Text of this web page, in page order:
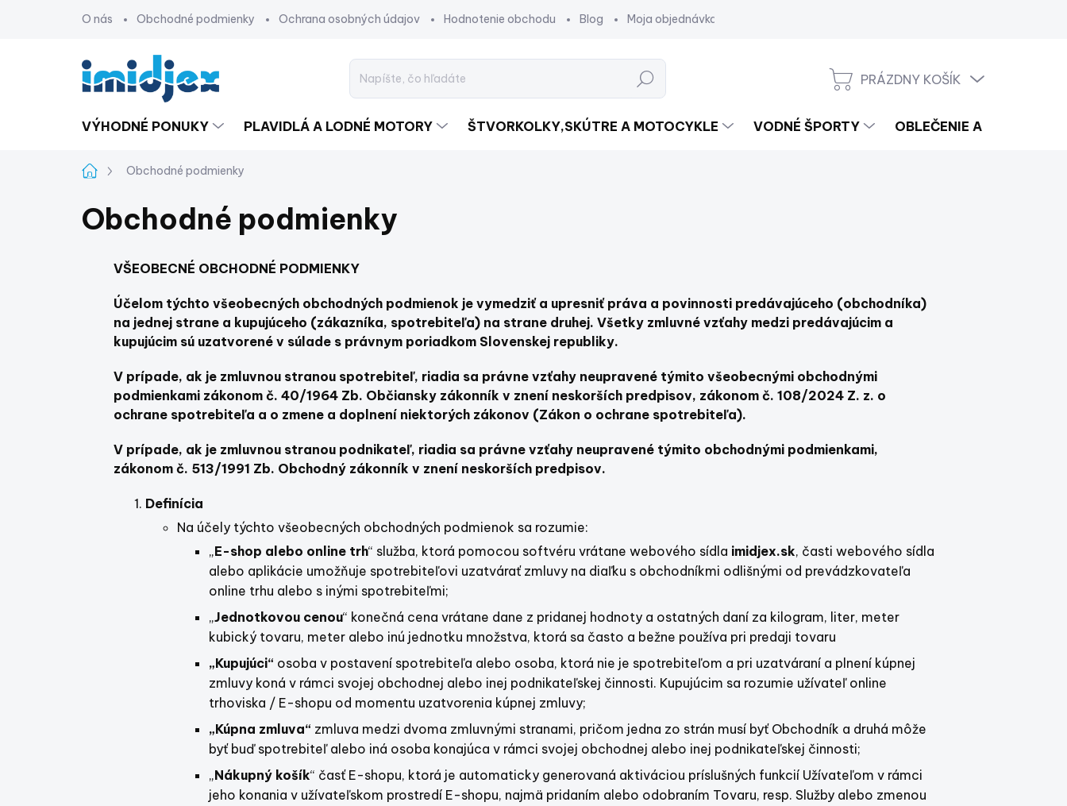
O nás Obchodné podmienky Ochrana osobných údajov Hodnotenie obchodu Blog Moja objednávka
Hľadať
NÁKUPNÝ
PRÁZDNY KOŠÍK
VÝHODNÉ PONUKY PLAVIDLÁ A LODNÉ MOTORY ŠTVORKOLKY,SKÚTRE A MOTOCYKLE VODNÉ ŠPORTY OBLEČENIE A LIFESTYLE
DomovObchodné podmienky
Obchodné podmienky
VŠEOBECNÉ OBCHODNÉ PODMIENKY
Účelom týchto všeobecných obchodných podmienok je vymedziť a upresniť práva a povinnosti predávajúceho (obchodníka)
na jednej strane a kupujúceho (zákazníka, spotrebiteľa) na strane druhej. Všetky zmluvné vzťahy medzi predávajúcim a
kupujúcim sú uzatvorené v súlade s právnym poriadkom Slovenskej republiky.
V prípade, ak je zmluvnou stranou spotrebiteľ, riadia sa právne vzťahy neupravené týmito všeobecnými obchodnými
podmienkami zákonom č. 40/1964 Zb. Občiansky zákonník v znení neskorších predpisov, zákonom č. 108/2024 Z. z. o
ochrane spotrebiteľa a o zmene a doplnení niektorých zákonov (Zákon o ochrane spotrebiteľa).
V prípade, ak je zmluvnou stranou podnikateľ, riadia sa právne vzťahy neupravené týmito obchodnými podmienkami,
zákonom č. 513/1991 Zb. Obchodný zákonník v znení neskorších predpisov.
Definícia
Na účely týchto všeobecných obchodných podmienok sa rozumie:
„E-shop alebo online trh“ služba, ktorá pomocou softvéru vrátane webového sídla imidjex.sk, časti webového sídla
alebo aplikácie umožňuje spotrebiteľovi uzatvárať zmluvy na diaľku s obchodníkmi odlišnými od prevádzkovateľa
online trhu alebo s inými spotrebiteľmi;
„Jednotkovou cenou“ konečná cena vrátane dane z pridanej hodnoty a ostatných daní za kilogram, liter, meter
kubický tovaru, meter alebo inú jednotku množstva, ktorá sa často a bežne používa pri predaji tovaru
„Kupujúci“ osoba v postavení spotrebiteľa alebo osoba, ktorá nie je spotrebiteľom a pri uzatváraní a plnení kúpnej
zmluvy koná v rámci svojej obchodnej alebo inej podnikateľskej činnosti. Kupujúcim sa rozumie užívateľ online
trhoviska / E-shopu od momentu uzatvorenia kúpnej zmluvy;
„Kúpna zmluva“ zmluva medzi dvoma zmluvnými stranami, pričom jedna zo strán musí byť Obchodník a druhá môže
byť buď spotrebiteľ alebo iná osoba konajúca v rámci svojej obchodnej alebo inej podnikateľskej činnosti;
„Nákupný košík“ časť E-shopu, ktorá je automaticky generovaná aktiváciou príslušných funkcií Užívateľom v rámci
jeho konania v užívateľskom prostredí E-shopu, najmä pridaním alebo odobraním Tovaru, resp. Služby alebo zmenou